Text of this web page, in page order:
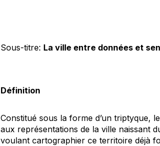
Sous-titre: La ville entre données et
Définition
Constitué sous la forme d’un triptyque,
aux représentations de la ville naissant
voulant cartographier ce territoire déjà